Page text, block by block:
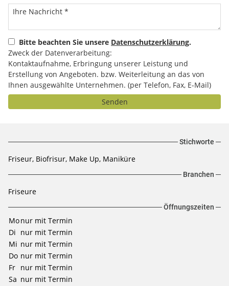
Bitte beachten Sie unsere Datenschutzerklärung.
Zweck der Datenverarbeitung:
Kontaktaufnahme, Erbringung unserer Leistung und
Erstellung von Angeboten. bzw. Weiterleitung an das von
Ihnen ausgewählte Unternehmen. (per Telefon, Fax, E-Mail)
Senden
Stichworte
Friseur, Biofrisur, Make Up, Maniküre
Branchen
Friseure
Öffnungszeiten
Monur mit Termin
Di nur mit Termin
Mi nur mit Termin
Do nur mit Termin
Fr nur mit Termin
Sa nur mit Termin